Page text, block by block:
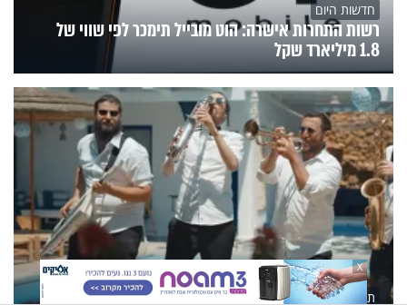
חדשות היום
רשות התחרות אישרה: הוט מובייל תימכר לפי שווי של
1.8 מיליארד שקל
תרבות
X